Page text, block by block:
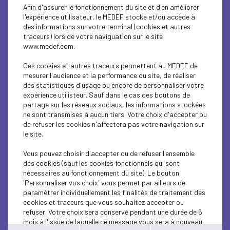
ECONOMY
ECONOMY
ECONOMY
ECONOMY
ECONOMY
SOCIAL
ECONOMY
ECONOMY
ECONOMY
ECONOMY
ECONOMY
Afin d'assurer le fonctionnement du site et d'en améliorer
l'expérience utilisateur, le MEDEF stocke et/ou accède à
des informations sur votre terminal (cookies et autres
traceurs) lors de votre naviguation sur le site
www.medef.com.
Ces cookies et autres traceurs permettent au MEDEF de
mesurer l'audience et la performance du site, de réaliser
des statistiques d'usage ou encore de personnaliser votre
expérience utilisteur. Sauf dans le cas des boutons de
partage sur les réseaux sociaux, les informations stockées
ne sont transmises à aucun tiers. Votre choix d'accepter ou
de refuser les cookies n'affectera pas votre navigation sur
le site.
Vous pouvez choisir d'accepter ou de refuser l'ensemble
des cookies (sauf les cookies fonctionnels qui sont
nécessaires au fonctionnement du site). Le bouton
'Personnaliser vos choix' vous permet par ailleurs de
paramétrer individuellement les finalités de traitement des
cookies et traceurs que vous souhaitez accepter ou
refuser. Votre choix sera conservé pendant une durée de 6
mois à l'issue de laquelle ce message vous sera à nouveau